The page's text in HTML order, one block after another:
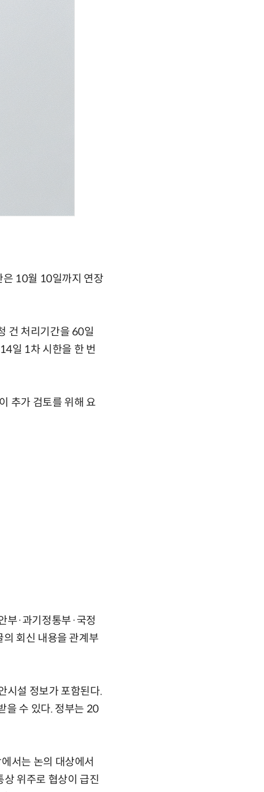
은 10월 10일까지 연장
건 처리기간을 60일
일 1차 시한을 한 번
추가 검토를 위해 요
부·과기정통부·국정
회신 내용을 관계부
시설 정보가 포함된다.
을 수 있다. 정부는 20
서는 논의 대상에서
상 위주로 협상이 급진